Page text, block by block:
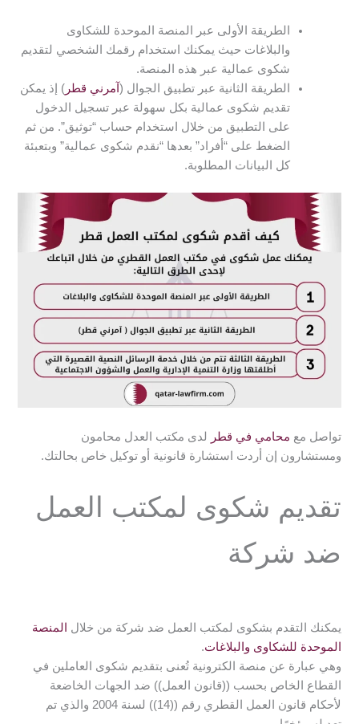
الطريقة الأولى عبر المنصة الموحدة للشكاوى
والبلاغات حيث يمكنك استخدام رقمك الشخصي لتقديم
شكوى عمالية عبر هذه المنصة.
الطريقة الثانية عبر تطبيق الجوال ( آمرني قطر) إذ يمكن
تقديم شكوى عمالية بكل سهولة عبر تسجيل الدخول
على التطبيق من خلال استخدام حساب “توثيق”. من ثم
الضغط على “أفراد” بعدها “نقدم شكوى عمالية” وبتعبئة
كل البيانات المطلوبة.
تواصل مع محامي في قطر
لدى مكتب العدل محامون
ومستشارون إن أردت استشارة قانونية أو توكيل خاص بحالتك.
تقديم شكوى لمكتب العمل
ضد شركة
يمكنك التقدم بشكوى لمكتب العمل ضد شركة من خلال المنصة
الموحدة للشكاوى والبلاغات.
وهي عبارة عن منصة الكترونية تُعنى بتقديم شكوى العاملين في
القطاع الخاص بحسب ((قانون العمل)) ضد الجهات الخاضعة
لأحكام قانون العمل القطري رقم ((14)) لسنة 2004 والذي تم